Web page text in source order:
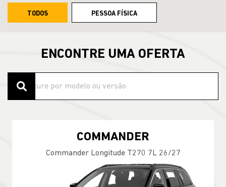
TODOS PESSOA FÍSICA
ENCONTRE UMA OFERTA
COMMANDER
Commander Longitude T270 7L 26/27